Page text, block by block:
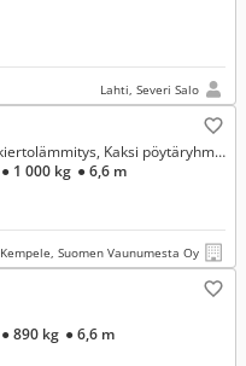
Lahti, Severi Salo
500. Primus nestekiertolämmitys, Kaksi pöytäryhmää, jääkaappi kaasulla ja sähköllä ym.
● 1 000 kg ● 6,6 m
Kempele, Suomen Vaunumesta Oy
● 890 kg ● 6,6 m